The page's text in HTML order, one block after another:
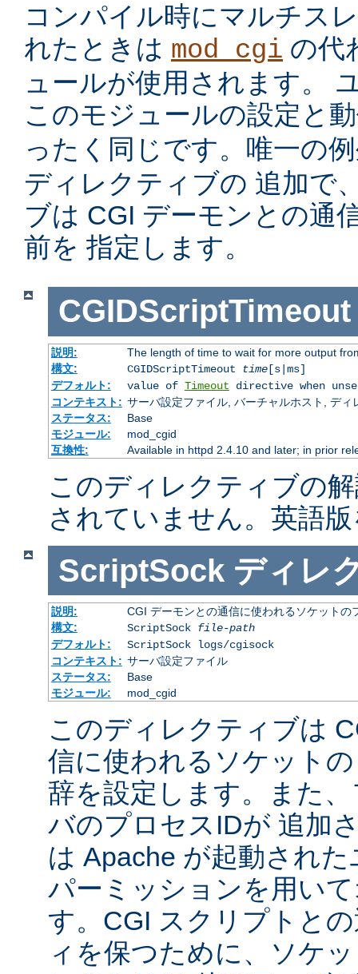
コンパイル時にマルチス
れたときは mod_cgi の代
ュールが使用されます。
このモジュールの設定と
ったく同じです。唯一の
ディレクティブの 追加で
ブは CGI デーモンとの通
前を 指定します。
CGIDScriptTimeout
説明:
The length of time to wait for more output
構文:
CGIDScriptTimeout time[s|ms]
デフォルト:
value of Timeout directive when
コンテキスト: サーバ設定ファイル, バーチャルホスト, ディ
ステータス:
Base
モジュール:
mod_cgid
互換性:
Available in httpd 2.4.10 and later; in prior
このディレクティブの
されていません。英語
ScriptSock ディレ
説明:
CGI デーモンとの通信に使われるソケットの
構文:
ScriptSock file-path
デフォルト:
ScriptSock logs/cgisock
コンテキスト: サーバ設定ファイル
ステータス:
Base
モジュール:
mod_cgid
このディレクティブは
信に使われるソケット
辞を設定します。また
バのプロセスIDが 追加
は Apache が起動され
パーミッションを用い
す。CGI スクリプトと
ィを保つために、ソケ